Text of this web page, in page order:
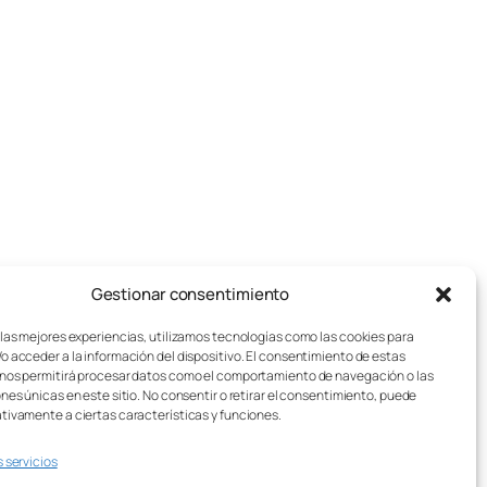
Gestionar consentimiento
mejores experiencias, utilizamos tecnologías como las cookies para
acceder a la información del dispositivo. El consentimiento de estas
permitirá procesar datos como el comportamiento de navegación o las
únicas en este sitio. No consentir o retirar el consentimiento, puede
a ciertas características y funciones.
servicios
de juegos de mesa
de Envío
Lúdico – Asistente IA
Aviso legal
Política de cookies
Política de privacidad
Condiciones generales
Contacto